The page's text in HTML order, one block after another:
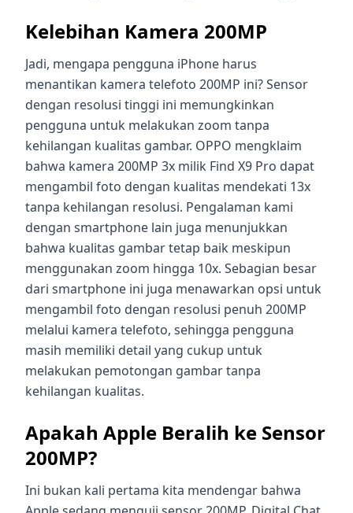
Kelebihan Kamera 200MP
Jadi, mengapa pengguna iPhone harus
menantikan kamera telefoto 200MP ini? Sensor
dengan resolusi tinggi ini memungkinkan
pengguna untuk melakukan zoom tanpa
kehilangan kualitas gambar. OPPO mengklaim
bahwa kamera 200MP 3x milik Find X9 Pro dapat
mengambil foto dengan kualitas mendekati 13x
tanpa kehilangan resolusi. Pengalaman kami
dengan smartphone lain juga menunjukkan
bahwa kualitas gambar tetap baik meskipun
menggunakan zoom hingga 10x. Sebagian besar
dari smartphone ini juga menawarkan opsi untuk
mengambil foto dengan resolusi penuh 200MP
melalui kamera telefoto, sehingga pengguna
masih memiliki detail yang cukup untuk
melakukan pemotongan gambar tanpa
kehilangan kualitas.
Apakah Apple Beralih ke Sensor
200MP?
Ini bukan kali pertama kita mendengar bahwa